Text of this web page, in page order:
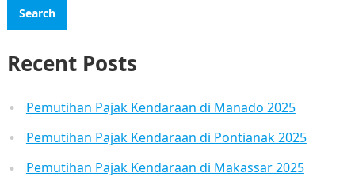
Recent Posts
Pemutihan Pajak Kendaraan di Manado 2025
Pemutihan Pajak Kendaraan di Pontianak 2025
Pemutihan Pajak Kendaraan di Makassar 2025